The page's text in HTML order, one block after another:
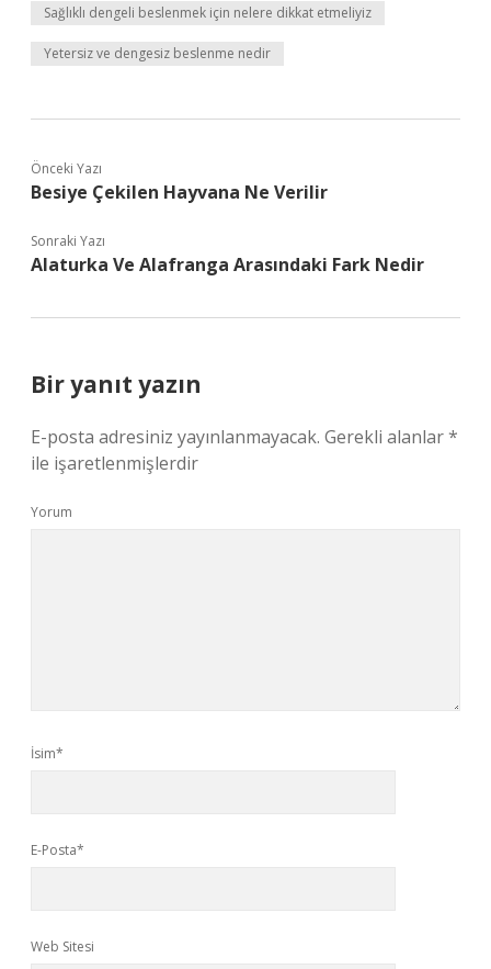
Sağlıklı dengeli beslenmek için nelere dikkat etmeliyiz
Yetersiz ve dengesiz beslenme nedir
Önceki Yazı
Besiye Çekilen Hayvana Ne Verilir
Sonraki Yazı
Alaturka Ve Alafranga Arasındaki Fark Nedir
Bir yanıt yazın
E-posta adresiniz yayınlanmayacak. Gerekli alanlar*
ile işaretlenmişlerdir
Yorum
İsim*
E-Posta*
Web Sitesi